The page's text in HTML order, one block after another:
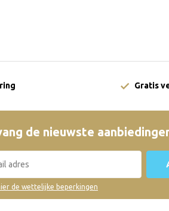
Gratis
de nieuwste
de wettelijke beperkingen